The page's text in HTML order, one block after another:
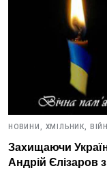
НОВИНИ, ХМІЛЬНИК,
Захищаючи
Андрій Єлізаров